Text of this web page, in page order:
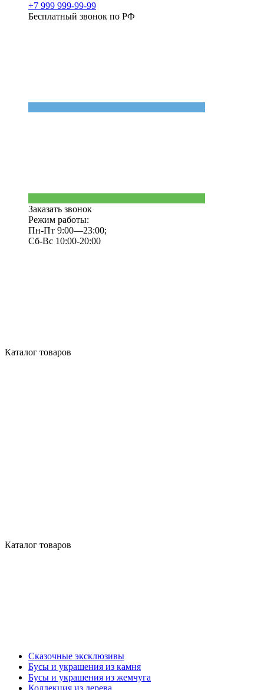
+7 999 999-99-99
Бесплатный звонок по РФ
Заказать звонок
Режим работы:
Пн-Пт 9:00—23:00;
Сб-Вс 10:00-20:00
Каталог товаров
Каталог товаров
Сказочные эксклюзивы
Бусы и украшения из камня
Бусы и украшения из жемчуга
Коллекция из дерева